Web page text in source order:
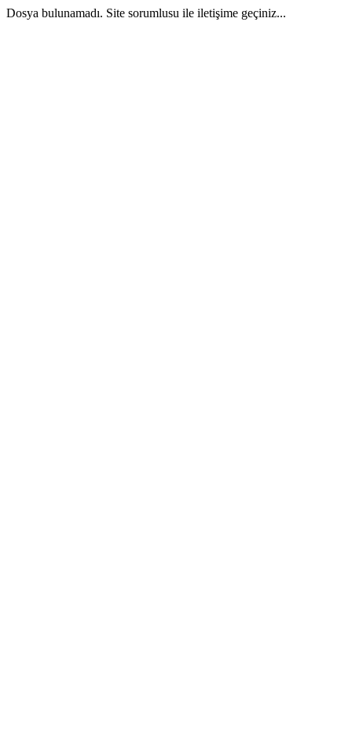
Dosya bulunamadı. Site sorumlusu ile iletişime geçiniz...